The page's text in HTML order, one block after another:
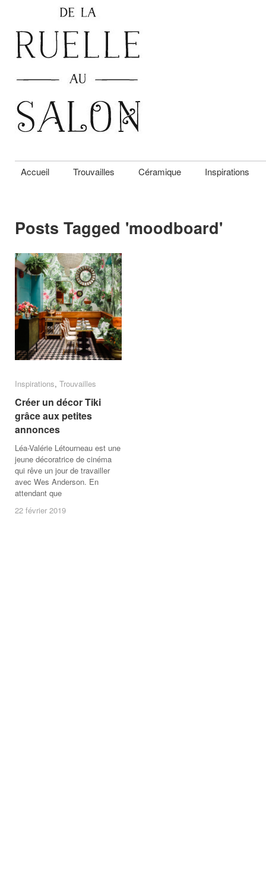
Accueil Trouvailles Céramique Inspirations
Posts Tagged 'moodboard'
Inspirations, Trouvailles
Créer un décor Tiki
grâce aux petites
annonces
Léa-Valérie Létourneau est une
jeune décoratrice de cinéma
qui rêve un jour de travailler
avec Wes Anderson. En
attendant que
22 février 2019
Inspirations Trouvailles
Créer un décor Tiki
grâce aux petites
annonces
22 février 2019